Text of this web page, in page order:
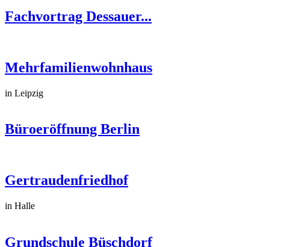
Fachvortrag Dessauer...
Mehrfamilienwohnhaus
in Leipzig
Büroeröffnung Berlin
Gertraudenfriedhof
in Halle
Grundschule Büschdorf